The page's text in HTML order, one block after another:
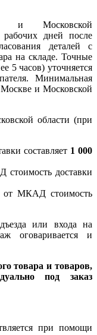
и Московской
дней после
деталей с
на складе. Точные
5 часов) уточняется
Минимальная
Москве и Московской
области (при
составляет 1 000
доставки
от МКАД стоимость
или входа на
оговаривается и
товара и товаров,
под заказ
при помощи